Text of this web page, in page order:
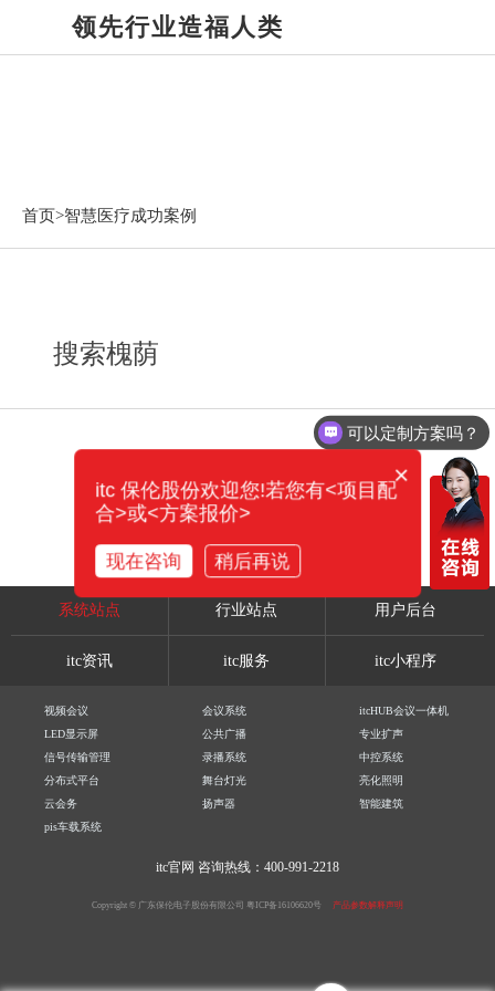
领先行业造福人类
首页>智慧医疗成功案例
搜索槐荫
系统站点 行业站点 用户后台
itc资讯 itc服务 itc小程序
视频会议 会议系统
itcHUB会议一体机
LED显示屏
公共广播
专业扩声
信号传输管理
录播系统
中控系统
分布式平台
舞台灯光
亮化照明
云会务
扬声器
智能建筑
pis车载系统
itc官网 咨询热线：400-991-2218
Copyright © 广东保伦电子股份有限公司 粤ICP备16106620号 产品参数解释声明
可以定制方案吗？
×
itc 保伦股份欢迎您!若您有<项目配
合>或<方案报价>
现在咨询 稍后再说